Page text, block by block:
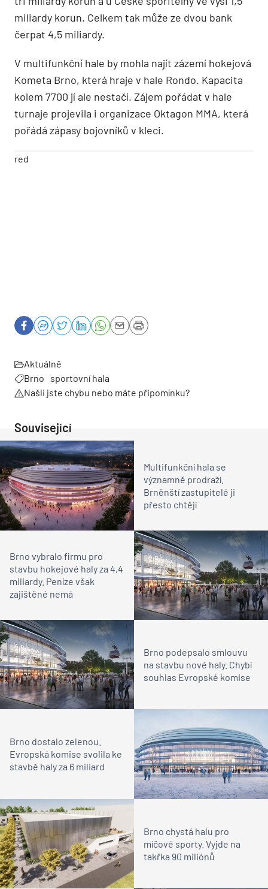
miliardy korun. Celkem tak může ze dvou bank
čerpat 4,5 miliardy.
V multifunkční hale by mohla najít zázemí hokejová
Kometa Brno, která hraje v hale Rondo. Kapacita
kolem 7700 jí ale nestačí. Zájem pořádat v hale
turnaje projevila i organizace Oktagon MMA, která
pořádá zápasy bojovníků v kleci.
red
Aktuálně
Brno
sportovní hala
Našli jste chybu nebo máte připomínku?
Související
Multifunkční hala se
významně prodraží.
Brněnští zastupitelé ji
přesto chtějí
Brno vybralo firmu pro
stavbu hokejové haly za 4,4
miliardy. Peníze však
zajištěné nemá
Brno podepsalo smlouvu
na stavbu nové haly. Chybí
souhlas Evropské komise
Brno dostalo zelenou.
Evropská komise svolila ke
stavbě haly za 6 miliard
Brno chystá halu pro
míčové sporty. Vyjde na
takřka 90 miliónů